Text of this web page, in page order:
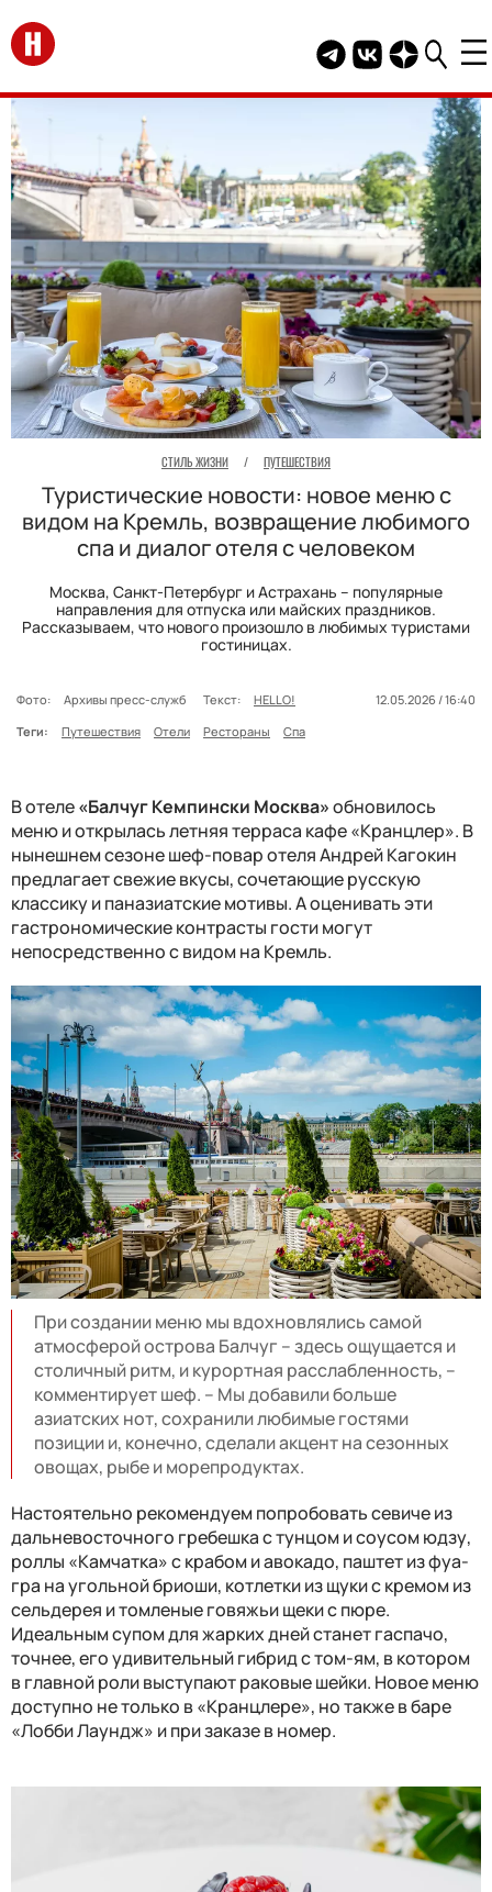
Перейти на главную
Telegram канал
Группа HELLO
Канал
СТИЛЬ ЖИЗНИ / ПУТЕШЕСТВИЯ
Туристические новости: новое меню с
видом на Кремль, возвращение любимого
спа и диалог отеля с человеком
Москва, Санкт-Петербург и Астрахань – популярные
направления для отпуска или майских праздников.
Рассказываем, что нового произошло в любимых туристами
гостиницах.
Фото: Архивы пресс-служб Текст: HELLO!
12.05.2026 / 16:40
Теги:
Путешествия Отели Рестораны Спа
В отеле«Балчуг Кемпински Москва»обновилось
меню и открылась летняя терраса кафе «Кранцлер». В
нынешнем сезоне шеф-повар отеля Андрей Кагокин
предлагает свежие вкусы, сочетающие русскую
классику и паназиатские мотивы. А оценивать эти
гастрономические контрасты гости могут
непосредственно с видом на Кремль.
При создании меню мы вдохновлялись самой
атмосферой острова Балчуг – здесь ощущается и
столичный ритм, и курортная расслабленность, –
комментирует шеф. – Мы добавили больше
азиатских нот, сохранили любимые гостями
позиции и, конечно, сделали акцент на сезонных
овощах, рыбе и морепродуктах.
Настоятельно рекомендуем попробовать севиче из
дальневосточного гребешка с тунцом и соусом юдзу,
роллы «Камчатка» с крабом и авокадо, паштет из фуа-
гра на угольной бриоши, котлетки из щуки с кремом из
сельдерея и томленые говяжьи щеки с пюре.
Идеальным супом для жарких дней станет гаспачо,
точнее, его удивительный гибрид с том-ям, в котором
в главной роли выступают раковые шейки. Новое меню
доступно не только в «Кранцлере», но также в баре
«Лобби Лаундж» и при заказе в номер.